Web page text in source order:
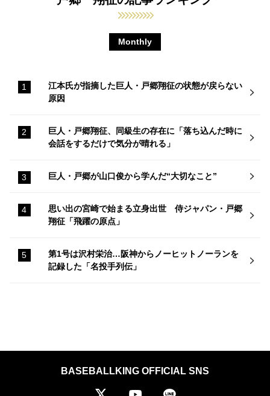
Monthly
江本氏が指摘した巨人・戸郷翔征の状態が戻らない
原因
巨人・戸郷翔征、同級生の存在に「落ち込んだ時に
会話をするだけで気分が晴れる」
巨人・戸郷が山口俊から学んだ“大切なこと”
思い出の宮崎で始まる立身出世 侍ジャパン・戸郷
翔征「飛躍の原点」
第1号は沢村栄治…阪神からノーヒットノーランを
記録した「名投手列伝」
BASEBALLKING OFFICIAL SNS